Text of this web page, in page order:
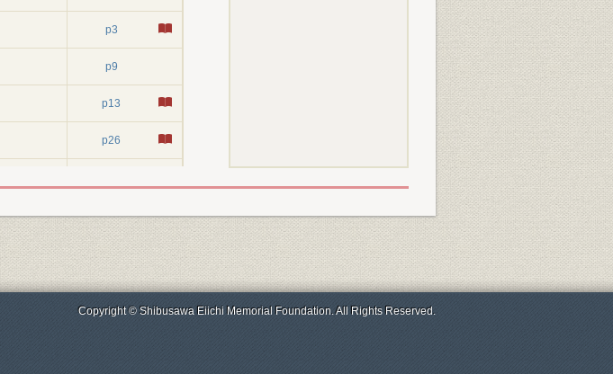
p3
p9
p13
p26
p34
p46
p52
Copyright © Shibusawa Eiichi Memorial Foundation. All Rights Reserved.